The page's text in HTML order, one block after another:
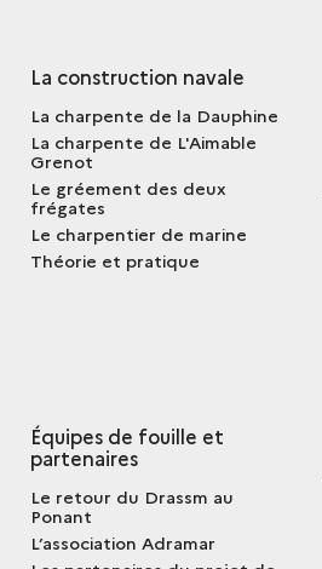
La construction navale
La charpente de la Dauphine
La charpente de L'Aimable
Grenot
Le gréement des deux
frégates
Le charpentier de marine
Théorie et pratique
Équipes de fouille et
partenaires
Le retour du Drassm au
Ponant
L’association Adramar